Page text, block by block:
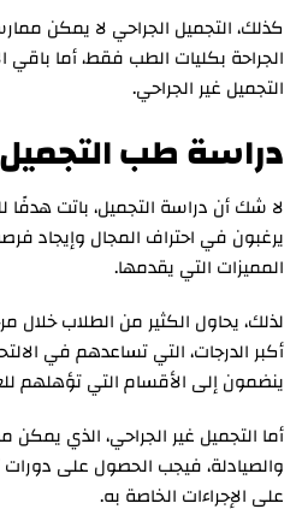
كذلك، التجميل الجراحي لا يمكن
الجراحة بكليات الطب فقط، أما
التجميل غير الجراحي.
دراسة طب
لا شك أن دراسة التجميل، باتت هدفًا
يرغبون في احتراف المجال وإيجاد
المميزات التي يقدمها.
لذلك، يحاول الكثير من الطلاب خلال
أكبر الدرجات، التي تساعدهم في
ينضمون إلى الأقسام التي تؤهلهم
أما التجميل غير الجراحي، الذي
والصيادلة، فيجب الحصول على دورات
على الإجراءات الخاصة به.